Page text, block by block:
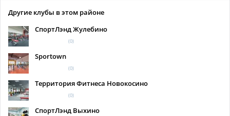
Другие клубы в этом районе
СпортЛэнд Жулебино
(0)
Sportown
(0)
Территория Фитнеса Новокосино
(0)
СпортЛэнд Выхино